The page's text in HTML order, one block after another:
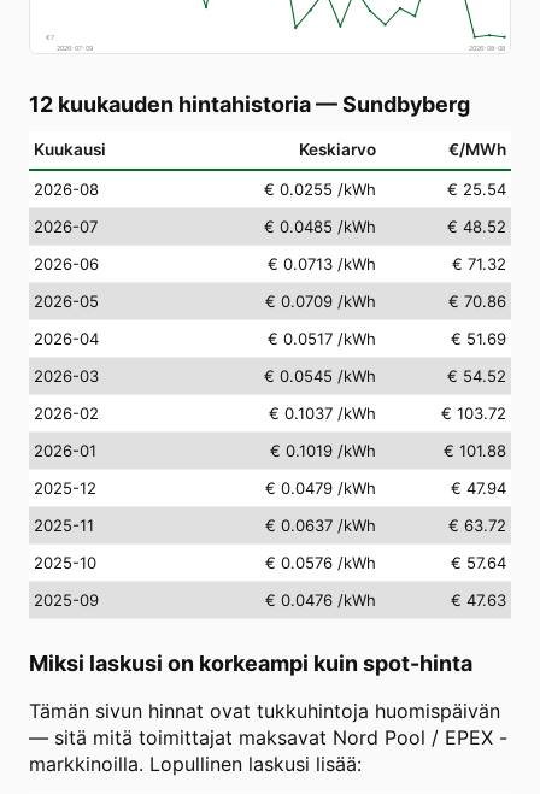
€7
2026-07-09
2026-08-08
12 kuukauden hintahistoria—Sundbyberg
Kuukausi Keskiarvo €/MWh
2026-08 € 0.0255 /kWh
€ 25.54
2026-07
€ 0.0485 /kWh
€ 48.52
2026-06
€ 0.0713 /kWh
€ 71.32
2026-05
€ 0.0709 /kWh
€ 70.86
2026-04
€ 0.0517 /kWh
€ 51.69
2026-03
€ 0.0545 /kWh
€ 54.52
2026-02
€ 0.1037 /kWh
€ 103.72
2026-01
€ 0.1019 /kWh
€ 101.88
2025-12
€ 0.0479 /kWh
€ 47.94
2025-11
€ 0.0637 /kWh
€ 63.72
2025-10
€ 0.0576 /kWh
€ 57.64
2025-09
€ 0.0476 /kWh € 47.63
Miksi laskusi on korkeampi kuin spot-hinta
Tämän sivun hinnat ovat tukkuhintoja huomispäivän
— sitä mitä toimittajat maksavat Nord Pool / EPEX -
markkinoilla. Lopullinen laskusi lisää: